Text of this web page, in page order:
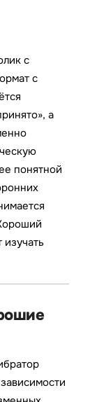
с
с
а
понятной
изучать